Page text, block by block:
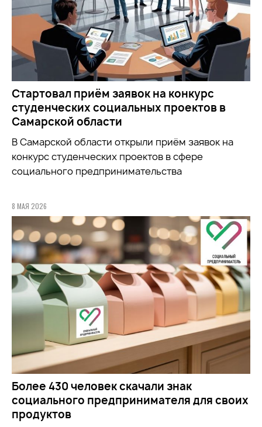
Стартовал приём заявок на конкурс
студенческих социальных проектов в
Самарской области
В Самарской области открыли приём заявок на
конкурс студенческих проектов в сфере
социального предпринимательства
8 МАЯ 2026
Более 430 человек скачали знак
социального предпринимателя для своих
продуктов